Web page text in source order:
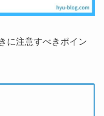
に注意すべきポイン